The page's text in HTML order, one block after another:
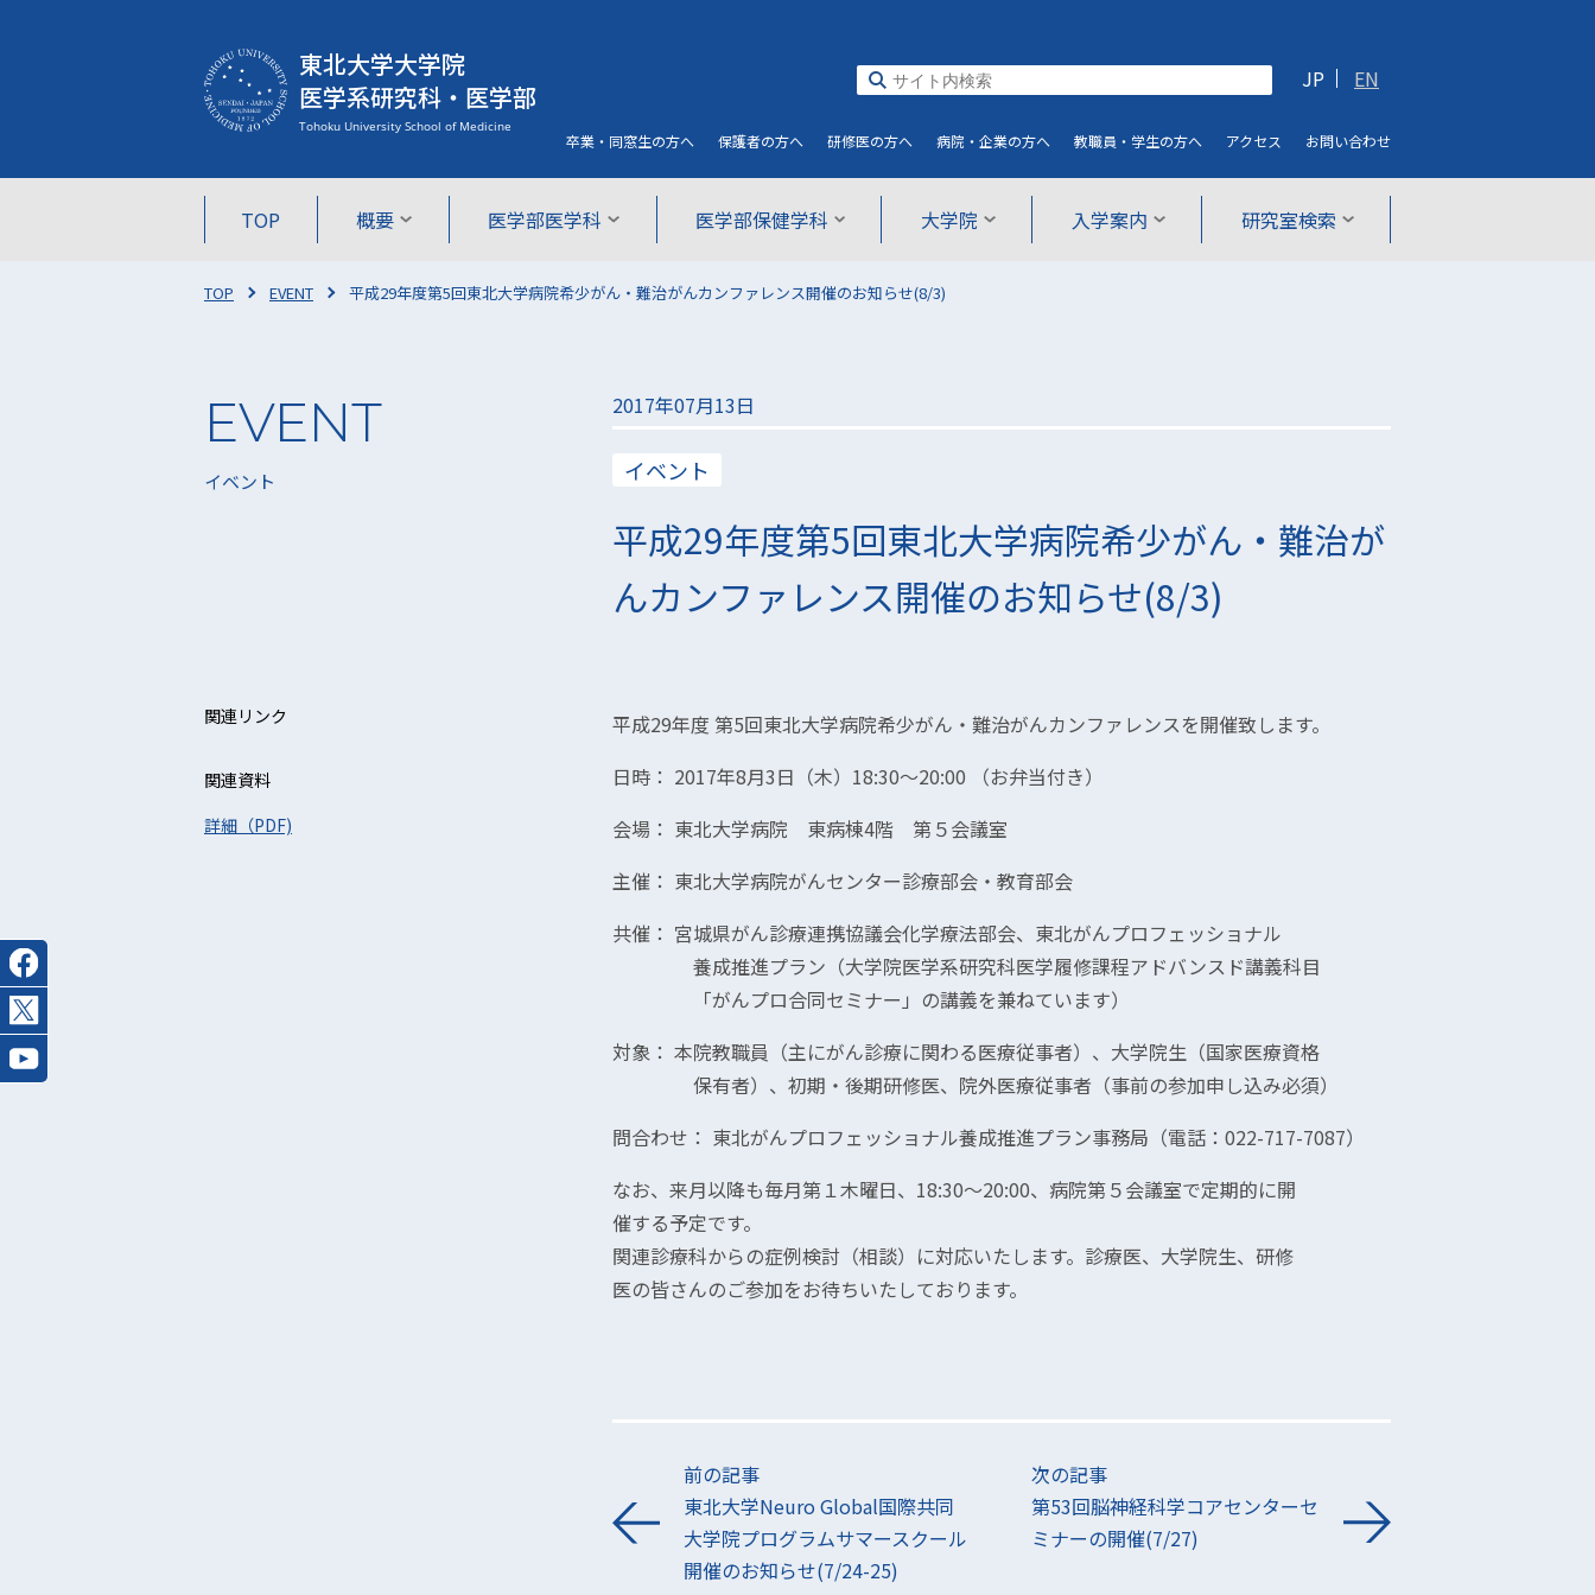
東北大学大学院
医学系研究科・医学部
TOP 概要 医学部医学科 医学部保健学科 大学院 入学案内 研究室検索
JP EN
卒業・同窓生の方へ 保護者の方へ 研修医の方へ 病院・企業の方へ 教職員・学生の方へ アクセス お問い合わせ
TOP EVENT 平成29年度第5回東北大学病院希少がん・難治がんカンファレンス開催のお知らせ(8/3)
イベント
2017年07月13日
イベント
平成29年度第5回東北大学病院希少がん・難治が
んカンファレンス開催のお知らせ(8/3)
平成29年度 第5回東北大学病院希少がん・難治がんカンファレンスを開催致します。
日時： 2017年8月3日（木）18:30～20:00 （お弁当付き）
会場： 東北大学病院 東病棟4階 第５会議室
主催： 東北大学病院がんセンター診療部会・教育部会
共催： 宮城県がん診療連携協議会化学療法部会、東北がんプロフェッショナル
養成推進プラン（大学院医学系研究科医学履修課程アドバンスド講義科目
「がんプロ合同セミナー」の講義を兼ねています）
対象： 本院教職員（主にがん診療に関わる医療従事者）、大学院生（国家医療資格
保有者）、初期・後期研修医、院外医療従事者（事前の参加申し込み必須）
問合わせ： 東北がんプロフェッショナル養成推進プラン事務局（電話：022-717-7087）
なお、来月以降も毎月第１木曜日、18:30～20:00、病院第５会議室で定期的に開
催する予定です。
関連診療科からの症例検討（相談）に対応いたします。診療医、大学院生、研修
医の皆さんのご参加をお待ちいたしております。
関連リンク
関連資料
詳細（PDF)
前の記事
東北大学Neuro Global国際共同
大学院プログラムサマースクール
開催のお知らせ(7/24-25)
次の記事
第53回脳神経科学コアセンターセ
ミナーの開催(7/27)